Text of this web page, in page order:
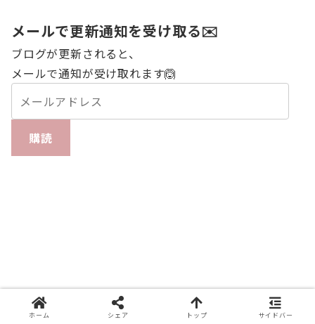
メールで更新通知を受け取る✉️
ブログが更新されると、
メールで通知が受け取れます🙆
購読
ホーム シェア トップ サイドバー